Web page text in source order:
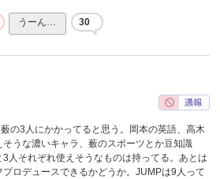
うーん… 30
の3人にかかってると思う。岡本の英語、高木
うな濃いキャラ、薮のスポーツとか豆知識
3人それぞれ使えそうなものは持ってる。あとは
プロデュースできるかどうか。JUMPは9人って